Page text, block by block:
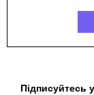
Підписуйтесь